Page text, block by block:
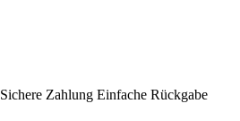
Sichere Zahlung Einfache Rückgabe